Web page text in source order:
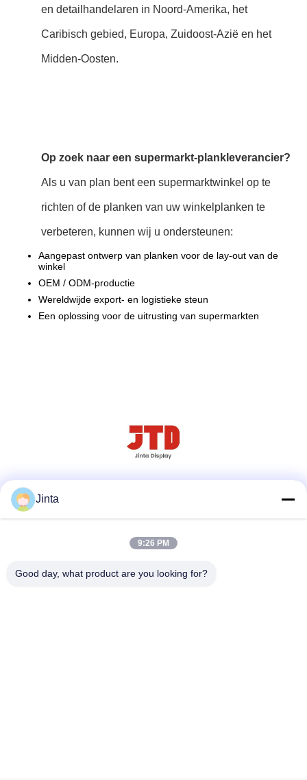
en detailhandelaren in Noord-Amerika, het
Caribisch gebied, Europa, Zuidoost-Azië en het
Midden-Oosten.
Op zoek naar een supermarkt-plankleverancier?
Als u van plan bent een supermarktwinkel op te
richten of de planken van uw winkelplanken te
verbeteren, kunnen wij u ondersteunen:
Aangepast ontwerp van planken voor de lay-out van de
winkel
OEM / ODM-productie
Wereldwijde export- en logistieke steun
Een oplossing voor de uitrusting van supermarkten
Jinta
9:26 PM
Good day, what product are you looking for?